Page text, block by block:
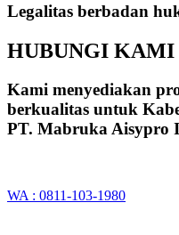
Legalitas berbadan
HUBUNGI KAMI
Kami menyediakan
berkualitas untuk
PT. Mabruka Aisypro
WA : 0811-103-1980